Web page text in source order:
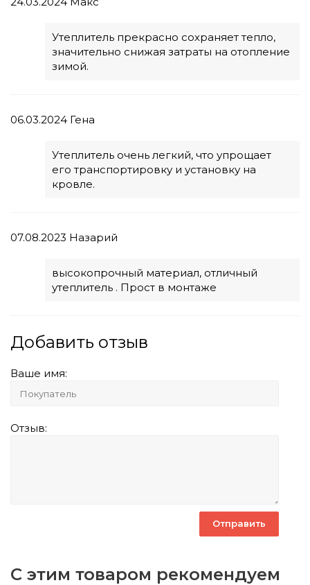
Утеплитель прекрасно сохраняет тепло,
значительно снижая затраты на отопление
зимой.
06.03.2024 Гена
Утеплитель очень легкий, что упрощает
его транспортировку и установку на
кровле.
07.08.2023 Назарий
высокопрочный материал, отличный
утеплитель . Прост в монтаже
Добавить отзыв
Ваше имя:
Отзыв:
С этим товаром рекомендуем